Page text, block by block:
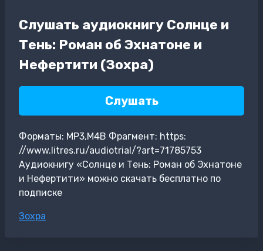
Слушать аудиокнигу Солнце и
Тень: Роман об Эхнатоне и
Нефертити (Зохра)
Слушать
Форматы: MP3,M4B Фрагмент: https:
//www.litres.ru/audiotrial/?art=71785753
Аудиокнигу «Солнце и Тень: Роман об Эхнатоне
и Нефертити» можно скачать бесплатно по
подписке
Метки
Зохра